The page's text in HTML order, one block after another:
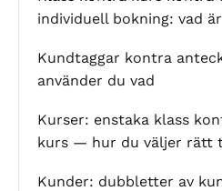
individuell bokning: vad
Kundtaggar kontra
använder du vad
Kurser: enstaka klass
kurs — hur du väljer rätt
Kunder: dubbletter av